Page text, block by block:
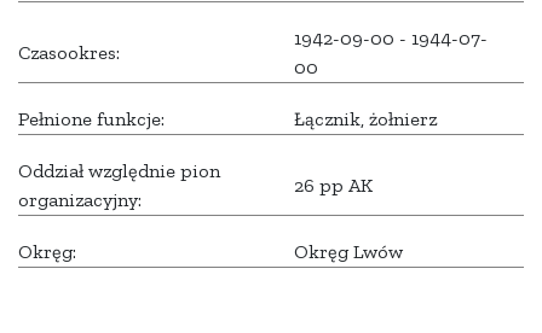
Czasookres:
1942-09-00 - 1944-07-
00
Pełnione funkcje: Łącznik, żołnierz
Oddział względnie pion
organizacyjny:
26 pp AK
Okręg: Okręg Lwów